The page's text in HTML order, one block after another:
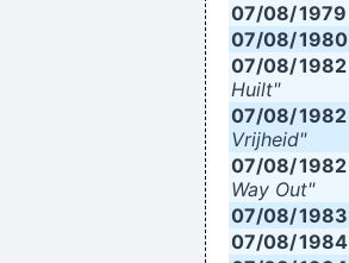
07/08/1979
07/08/1980
07/08/1982
Huilt"
07/08/1982
Vrijheid"
07/08/1982
Way Out"
07/08/1983
07/08/1984